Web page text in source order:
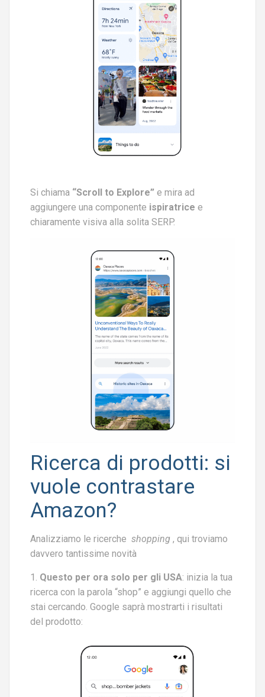
Si chiama “Scroll to Explore” e mira ad
aggiungere una componente ispiratrice e
chiaramente visiva alla solita SERP.
Ricerca di prodotti: si
vuole contrastare
Amazon?
Analizziamo le ricerche shopping , qui troviamo
davvero tantissime novità
1. Questo per ora solo per gli USA: inizia la tua
ricerca con la parola “shop” e aggiungi quello che
stai cercando. Google saprà mostrarti i risultati
del prodotto: